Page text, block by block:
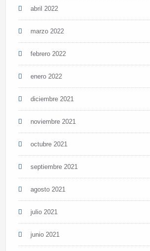
abril 2022
marzo 2022
febrero 2022
enero 2022
diciembre 2021
noviembre 2021
octubre 2021
septiembre 2021
agosto 2021
julio 2021
junio 2021